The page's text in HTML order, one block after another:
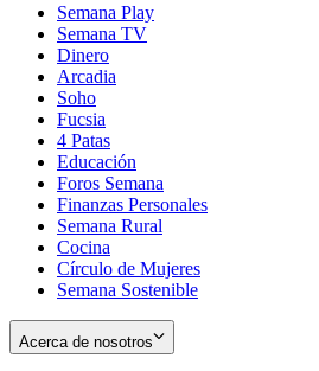
Semana Play
Semana TV
Dinero
Arcadia
Soho
in
new
window
Fucsia
in
new
window
4 Patas
Educación
Foros Semana
Finanzas Personales
Semana Rural
Cocina
Círculo de Mujeres
Semana Sostenible
Acerca de nosotros